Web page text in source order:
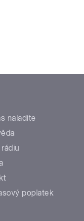
naladíte
poplatek